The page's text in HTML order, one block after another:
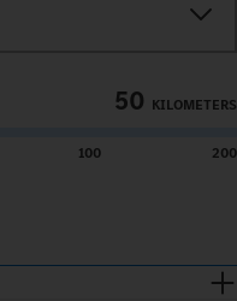
50 KILOMETERS
100 200